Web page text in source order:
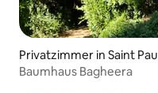
Privatzimmer in Saint Paul
Baumhaus Bagheera